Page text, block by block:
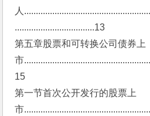
人
..................................13
第五章股票和可转换公司债券上
市
15
第一节首次公开发行的股票上
市